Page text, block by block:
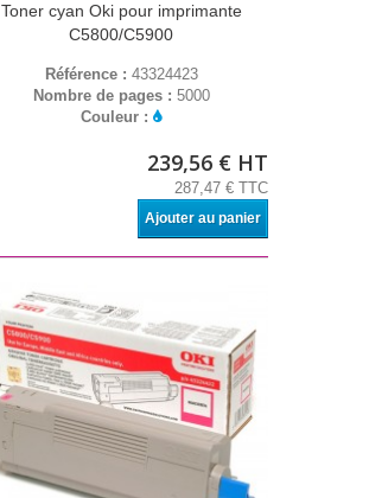
Toner cyan Oki pour imprimante
C5800/C5900
Référence : 43324423
Nombre de pages : 5000
Couleur :
239,56 € HT
287,47 € TTC
Ajouter au panier